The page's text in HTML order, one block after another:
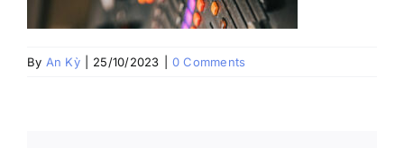
By An Kỳ 25/10/2023 0 Comments